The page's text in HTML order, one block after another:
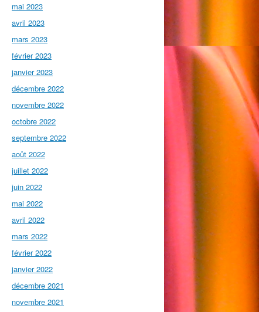
mai 2023
avril 2023
mars 2023
février 2023
janvier 2023
décembre 2022
novembre 2022
octobre 2022
septembre 2022
août 2022
juillet 2022
juin 2022
mai 2022
avril 2022
mars 2022
février 2022
janvier 2022
décembre 2021
novembre 2021